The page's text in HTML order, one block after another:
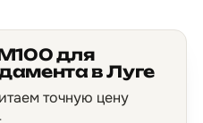
для
в Луге
точную цену